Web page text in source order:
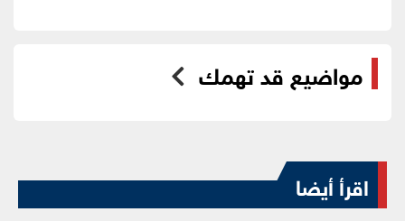
مواضيع قد تهمك
اقرأ أيضا